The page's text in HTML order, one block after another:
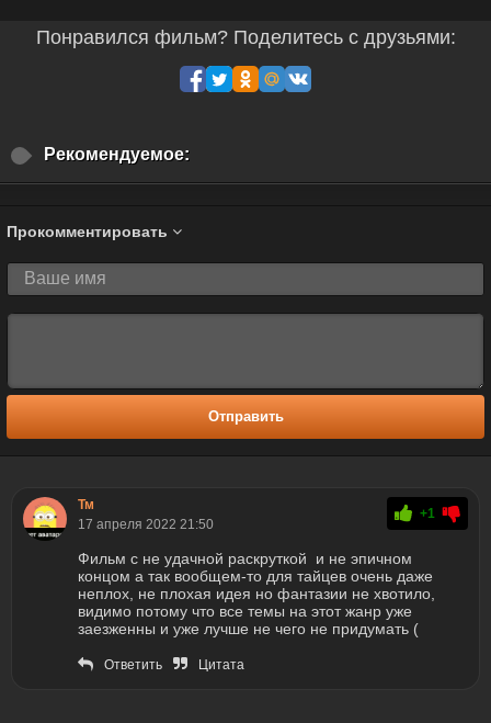
Понравился фильм? Поделитесь с друзьями:
Рекомендуемое:
Прокомментировать
Отправить
Тм
17 апреля 2022 21:50
+1
Фильм с не удачной раскруткой и не эпичном
концом а так вообщем-то для тайцев очень даже
неплох, не плохая идея но фантазии не хвотило,
видимо потому что все темы на этот жанр уже
заезженны и уже лучше не чего не придумать (
Ответить Цитата